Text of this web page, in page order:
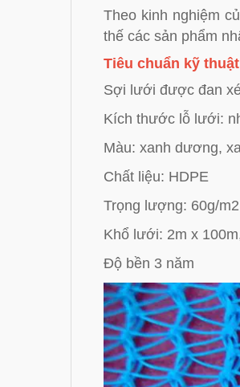
Theo kinh nghiệm
thế các sản phẩm
Tiêu chuẩn kỹ
Sợi lưới được đan
Kích thước lỗ lưới:
Màu: xanh dương,
Chất liệu: HDPE
Trọng lượng: 60g/
Khổ lưới: 2m x
Độ bền 3 năm